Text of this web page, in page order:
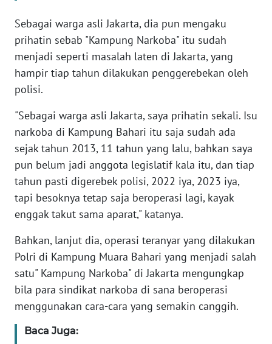
Sebagai warga asli Jakarta, dia pun mengaku
prihatin sebab "Kampung Narkoba" itu sudah
menjadi seperti masalah laten di Jakarta, yang
hampir tiap tahun dilakukan penggerebekan oleh
polisi.
"Sebagai warga asli Jakarta, saya prihatin sekali. Isu
narkoba di Kampung Bahari itu saja sudah ada
sejak tahun 2013, 11 tahun yang lalu, bahkan saya
pun belum jadi anggota legislatif kala itu, dan tiap
tahun pasti digerebek polisi, 2022 iya, 2023 iya,
tapi besoknya tetap saja beroperasi lagi, kayak
enggak takut sama aparat," katanya.
Bahkan, lanjut dia, operasi teranyar yang dilakukan
Polri di Kampung Muara Bahari yang menjadi salah
satu" Kampung Narkoba" di Jakarta mengungkap
bila para sindikat narkoba di sana beroperasi
menggunakan cara-cara yang semakin canggih.
Baca Juga:
PEDOMAN
MEDIA
SIBER
REDAKSI
KARIR
Wahana
News
Regional
SUMUT
WN
JAKARTA
JABAR